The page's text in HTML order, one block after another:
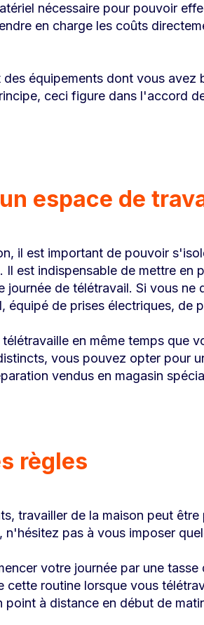
nécessaire pour pouvoir
en charge les coûts
équipements dont vous
ceci figure dans l'accord
espace de
il est important de pouvoir
Il est indispensable de mettre
journée de télétravail. Si vous
de prises électriques, de
en même temps que
vous pouvez opter pour
vendus en magasin
règles
travailler de la maison peut
pas à vous imposer
votre journée par une
cette routine lorsque vous
à distance en début de